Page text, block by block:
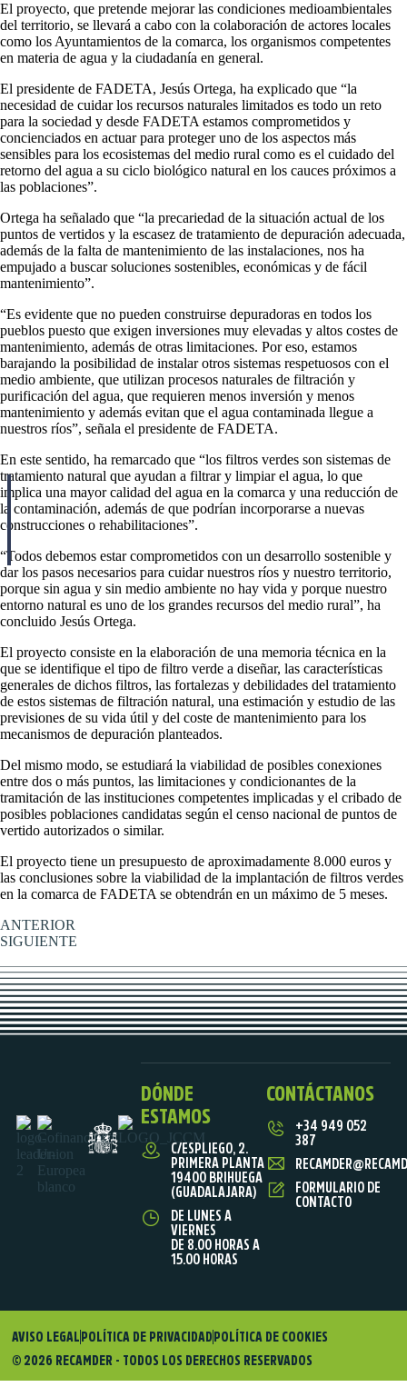
El proyecto, que pretende mejorar las condiciones medioambientales
del territorio, se llevará a cabo con la colaboración de actores locales
como los Ayuntamientos de la comarca, los organismos competentes
en materia de agua y la ciudadanía en general.
El presidente de FADETA, Jesús Ortega, ha explicado que “la
necesidad de cuidar los recursos naturales limitados es todo un reto
para la sociedad y desde FADETA estamos comprometidos y
concienciados en actuar para proteger uno de los aspectos más
sensibles para los ecosistemas del medio rural como es el cuidado del
retorno del agua a su ciclo biológico natural en los cauces próximos a
las poblaciones”.
Ortega ha señalado que “la precariedad de la situación actual de los
puntos de vertidos y la escasez de tratamiento de depuración adecuada,
además de la falta de mantenimiento de las instalaciones, nos ha
empujado a buscar soluciones sostenibles, económicas y de fácil
mantenimiento”.
“Es evidente que no pueden construirse depuradoras en todos los
pueblos puesto que exigen inversiones muy elevadas y altos costes de
mantenimiento, además de otras limitaciones. Por eso, estamos
barajando la posibilidad de instalar otros sistemas respetuosos con el
medio ambiente, que utilizan procesos naturales de filtración y
purificación del agua, que requieren menos inversión y menos
mantenimiento y además evitan que el agua contaminada llegue a
nuestros ríos”, señala el presidente de FADETA.
En este sentido, ha remarcado que “los filtros verdes son sistemas de
tratamiento natural que ayudan a filtrar y limpiar el agua, lo que
implica una mayor calidad del agua en la comarca y una reducción de
la contaminación, además de que podrían incorporarse a nuevas
construcciones o rehabilitaciones”.
“Todos debemos estar comprometidos con un desarrollo sostenible y
dar los pasos necesarios para cuidar nuestros ríos y nuestro territorio,
porque sin agua y sin medio ambiente no hay vida y porque nuestro
entorno natural es uno de los grandes recursos del medio rural”, ha
concluido Jesús Ortega.
El proyecto consiste en la elaboración de una memoria técnica en la
que se identifique el tipo de filtro verde a diseñar, las características
generales de dichos filtros, las fortalezas y debilidades del tratamiento
de estos sistemas de filtración natural, una estimación y estudio de las
previsiones de su vida útil y del coste de mantenimiento para los
mecanismos de depuración planteados.
Del mismo modo, se estudiará la viabilidad de posibles conexiones
entre dos o más puntos, las limitaciones y condicionantes de la
tramitación de las instituciones competentes implicadas y el cribado de
posibles poblaciones candidatas según el censo nacional de puntos de
vertido autorizados o similar.
El proyecto tiene un presupuesto de aproximadamente 8.000 euros y
las conclusiones sobre la viabilidad de la implantación de filtros verdes
en la comarca de FADETA se obtendrán en un máximo de 5 meses.
ANTERIOR
SIGUIENTE
DÓNDE
ESTAMOS
C/ESPLIEGO, 2.
PRIMERA PLANTA
19400 BRIHUEGA
(GUADALAJARA)
DE LUNES A
VIERNES
DE 8.00 HORAS A
15.00 HORAS
CONTÁCTANOS
+34 949 052
387
FORMULARIO DE
CONTACTO
© 2026 RECAMDER - TODOS LOS DERECHOS RESERVADOS
AVISO LEGAL POLÍTICA DE PRIVACIDAD POLÍTICA DE COOKIES